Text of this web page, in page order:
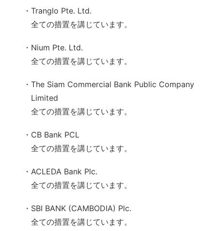
・Tranglo Pte. Ltd.
全ての措置を講じています。
・Nium Pte. Ltd.
全ての措置を講じています。
・The Siam Commercial Bank Public Company
Limited
全ての措置を講じています。
・CB Bank PCL
全ての措置を講じています。
・ACLEDA Bank Plc.
全ての措置を講じています。
・SBI BANK (CAMBODIA) Plc.
全ての措置を講じています。